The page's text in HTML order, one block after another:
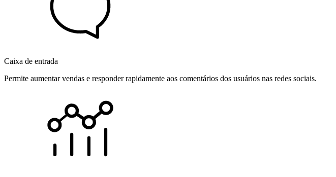
Caixa de entrada
Permite aumentar vendas e responder rapidamente aos comentários dos usuários nas redes sociais.